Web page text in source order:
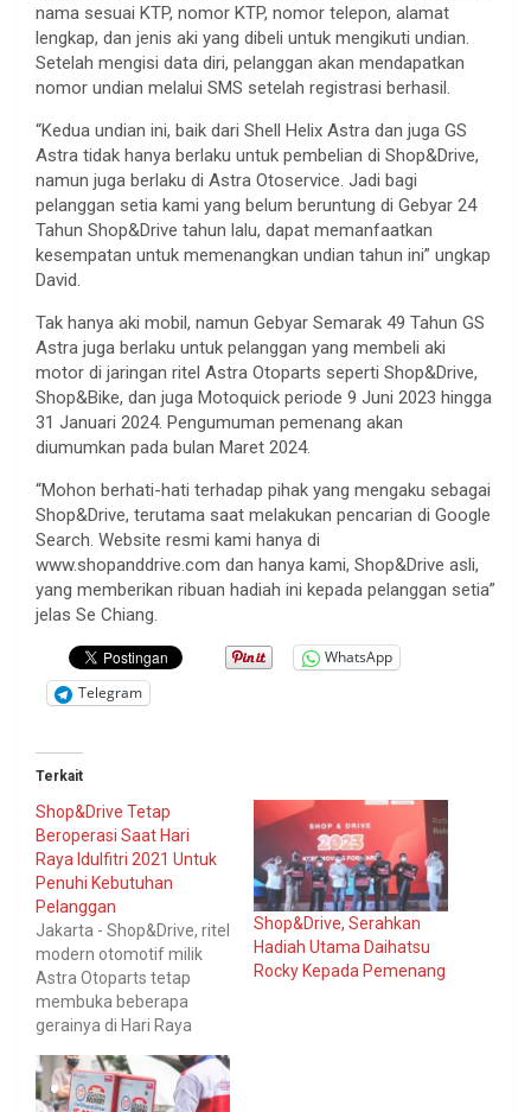
nama sesuai KTP, nomor KTP, nomor telepon, alamat
lengkap, dan jenis aki yang dibeli untuk mengikuti undian.
Setelah mengisi data diri, pelanggan akan mendapatkan
nomor undian melalui SMS setelah registrasi berhasil.
“Kedua undian ini, baik dari Shell Helix Astra dan juga GS
Astra tidak hanya berlaku untuk pembelian di Shop&Drive,
namun juga berlaku di Astra Otoservice. Jadi bagi
pelanggan setia kami yang belum beruntung di Gebyar 24
Tahun Shop&Drive tahun lalu, dapat memanfaatkan
kesempatan untuk memenangkan undian tahun ini” ungkap
David.
Tak hanya aki mobil, namun Gebyar Semarak 49 Tahun GS
Astra juga berlaku untuk pelanggan yang membeli aki
motor di jaringan ritel Astra Otoparts seperti Shop&Drive,
Shop&Bike, dan juga Motoquick periode 9 Juni 2023 hingga
31 Januari 2024. Pengumuman pemenang akan
diumumkan pada bulan Maret 2024.
“Mohon berhati-hati terhadap pihak yang mengaku sebagai
Shop&Drive, terutama saat melakukan pencarian di Google
Search. Website resmi kami hanya di
www.shopanddrive.com dan hanya kami, Shop&Drive asli,
yang memberikan ribuan hadiah ini kepada pelanggan setia”
jelas Se Chiang.
WhatsApp
Telegram
Terkait
Shop&Drive Tetap
Beroperasi Saat Hari
Raya Idulfitri 2021 Untuk
Penuhi Kebutuhan
Pelanggan
Jakarta - Shop&Drive, ritel
modern otomotif milik
Astra Otoparts tetap
membuka beberapa
gerainya di Hari Raya
mendatang. Hal ini
dilakukan demi
Shop&Drive, Serahkan
Hadiah Utama Daihatsu
Rocky Kepada Pemenang